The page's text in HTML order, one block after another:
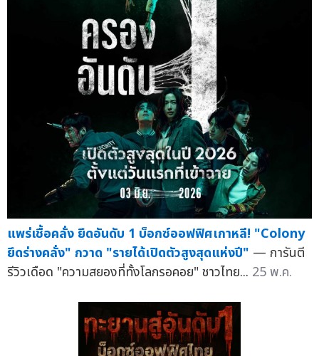
แพร่เชื้อคลั่ง ยึดอันดับ 1 บ็อกซ์ออฟฟิศเกาหลี! "Colony
ยึดร่างคลั่ง" กวาด "รายได้เปิดตัวสูงสุดแห่งปี" — การันตี
รีวิวเดือด "ความสยองที่ทั้งโลกรอคอย" ชาวไทย... 25 พ.ค.